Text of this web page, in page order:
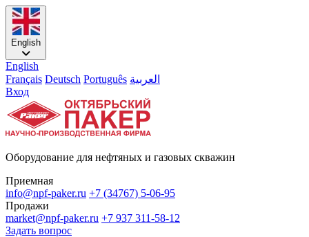
English
English
Français Deutsch Português العربية
Вход
Оборудование для нефтяных и газовых скважин
Приемная
info@npf-paker.ru +7 (34767) 5-06-95
Продажи
market@npf-paker.ru +7 937 311-58-12
Задать вопрос